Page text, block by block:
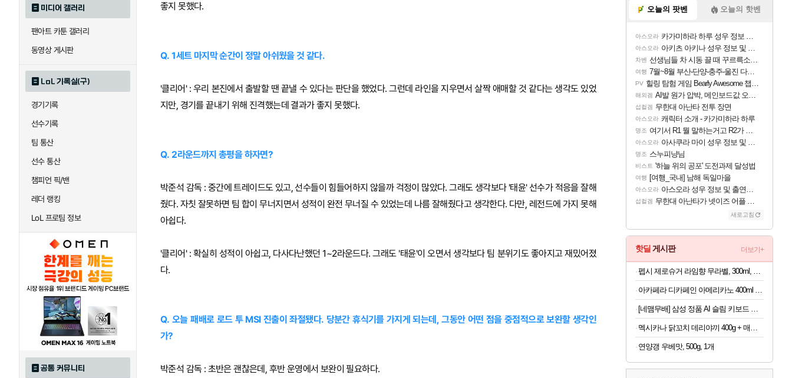
미디어 갤러리
팬아트 카툰 갤러리
동영상 게시판
LoL 기록실(구)
경기기록
선수기록
팀 통산
선수 통산
챔피언 픽/밴
레더 랭킹
LoL 프로팀 정보
공통 커뮤니티
좋지 못했다.
Q. 1세트 마지막 순간이 정말 아쉬웠을 것 같다.
'클리어' : 우리 본진에서 출발할 땐 끝낼 수 있다는 판단을 했었다. 그런데 라인을 지우면서 살짝 애매할 것 같다는 생각도 있었
지만, 경기를 끝내기 위해 진격했는데 결과가 좋지 못했다.
Q. 2라운드까지 총평을 하자면?
박준석 감독 : 중간에 트레이드도 있고, 선수들이 힘들어하지 않을까 걱정이 많았다. 그래도 생각보다 '태윤' 선수가 적응을 잘해
줬다. 자칫 잘못하면 팀 합이 무너지면서 성적이 완전 무너질 수 있었는데 나름 잘해줬다고 생각한다. 다만, 레전드에 가지 못해
아쉽다.
'클리어' : 확실히 성적이 아쉽고, 다사다난했던 1~2라운드다. 그래도 '태윤'이 오면서 생각보다 팀 분위기도 좋아지고 재밌어졌
다.
Q. 오늘 패배로 로드 투 MSI 진출이 좌절됐다. 당분간 휴식기를 가지게 되는데, 그동안 어떤 점을 중점적으로 보완할 생각인
가?
박준석 감독 : 초반은 괜찮은데, 후반 운영에서 보완이 필요하다.
오늘의 팟벤 오늘의 핫벤
아스오라 카가미하라 하루 성우 정보 및 주요 필모
아스오라 아키츠 아키나 성우 정보 및 주요 필모
차벤 선생님들 차 시동 끌 때 꾸르륵소리나는데
여행 7월~8월 부산-단양-충주-울진 다녀왔어요~
PV 힐링 탐험 게임 Bearly Awesome 챕터 1 트레일러
해외겜 AI발 원가 압박, 메인보드값 오르나
섭컬겜 무한대 아난타 전투 장면
아스오라 캐릭터 소개 - 카가미하라 하루
명조 여기서 R1 뭘 말하는거고 R2가 뭘말하는걸까요?
아스오라 아사쿠라 마이 성우 정보 및 주요 필모
명조 스누피냥님
비스트 '하늘 위의 공포' 도전과제 달성법
여행 [여행_국내] 남해 독일마을
아스오라 아스오라 성우 정보 및 출연작 모음
섭컬겜 무한대 아난타가 넷이즈 어플 달력에 일정 등록
새로고침
핫딜 게시판 더보기+
연양갱 우베맛, 500g, 1개